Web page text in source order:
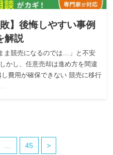
】後悔しやすい事例
解説
ま競売になるのでは…」と不安
かし、任意売却は進め方を間違
費用が確保できない 競売に移行
…
… 45 >